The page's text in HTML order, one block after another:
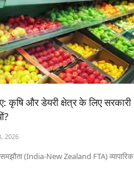
कृषि और डेयरी क्षेत्र के लिए सरकारी
2026
समझौता (India-New Zealand FTA) व्यापारिक